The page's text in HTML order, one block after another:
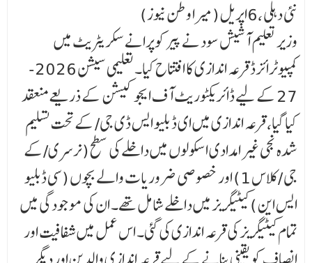
نئی دہلی ،6اپریل (میرا وطن نیوز)
وزیر تعلیم آشیش سود نے پیر کوپرانے سکریٹریٹ میں
کمپیوٹرائزڈ قرعہ اندازی کا افتتاح کیا۔ تعلیمی سیشن 2026-
27 کے لیے ڈائریکٹوریٹ آف ایجوکیشن کے ذریعے منعقد
کیا گیا، قرعہ اندازی میں ای ڈ بلیو ایس ڈی جی/ کے تحت تسلیم
شدہ نجی غیر امدادی اسکولوں میں داخلے کی سطح (نرسری/کے
جی /کلاس 1) اور خصوصی ضروریات والے بچوں (سی ڈبلیو
ایس این ) کیٹیگریز میں داخلے شامل تھے۔ ان کی مو جودگی میں
تمام کیٹیگریز کی قرعہ اندازی کی گئی۔ اس عمل میں شفافیت اور